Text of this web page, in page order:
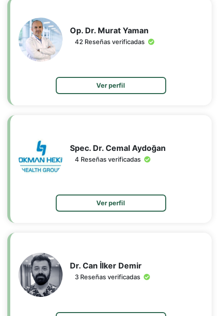
Op. Dr. Murat Yaman
42 Reseñas verificadas
Ver perfil
Spec. Dr. Cemal Aydoğan
4 Reseñas verificadas
Ver perfil
Dr. Can İlker Demir
3 Reseñas verificadas